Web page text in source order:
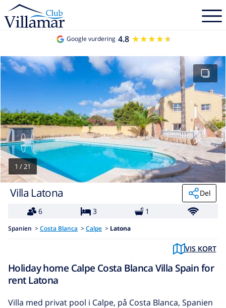
Google vurdering 4.8 ★★★★★
★★★★★
1 /21
Villa Latona
Del
6
3 1
Spanien > Costa Blanca > Calpe > Latona
VIS KORT
Holiday home Calpe Costa Blanca Villa Spain for
rent Latona
Villa med privat pool i Calpe, på Costa Blanca, Spanien